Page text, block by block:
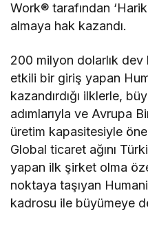
Work® tarafından
almaya hak kazandı.
200 milyon dolarlık dev
etkili bir giriş yapan
kazandırdığı ilklerle,
adımlarıyla ve Avrupa
üretim kapasitesiyle
Global ticaret ağını
yapan ilk şirket olma
noktaya taşıyan
kadrosu ile büyümeye